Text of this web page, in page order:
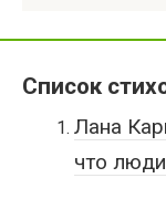
Список
Лана
что